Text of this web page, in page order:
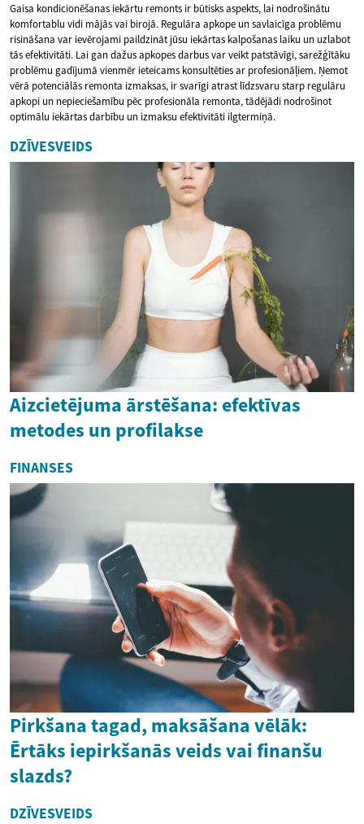
Gaisa kondicionēšanas iekārtu remonts ir būtisks aspekts, lai nodrošinātu
komfortablu vidi mājās vai birojā. Regulāra apkope un savlaicīga problēmu
risināšana var ievērojami paildzināt jūsu iekārtas kalpošanas laiku un uzlabot
tās efektivitāti. Lai gan dažus apkopes darbus var veikt patstāvīgi, sarežģītāku
problēmu gadījumā vienmēr ieteicams konsultēties ar profesionāļiem. Ņemot
vērā potenciālās remonta izmaksas, ir svarīgi atrast līdzsvaru starp regulāru
apkopi un nepieciešamību pēc profesionāla remonta, tādējādi nodrošinot
optimālu iekārtas darbību un izmaksu efektivitāti ilgtermiņā.
DZĪVESVEIDS
Aizcietējuma ārstēšana: efektīvas
metodes un profilakse
FINANSES
Pirkšana tagad, maksāšana vēlāk:
Ērtāks iepirkšanās veids vai finanšu
slazds?
DZĪVESVEIDS